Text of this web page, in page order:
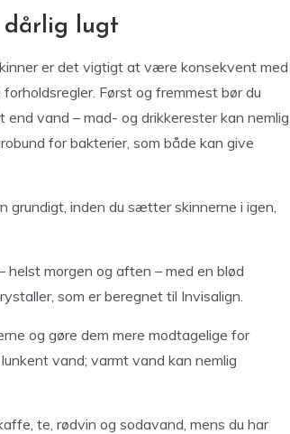
dårlig lugt
er det vigtigt at være konsekvent med
Først og fremmest bør du
end vand – mad- og drikkerester kan nemlig
for bakterier, som både kan give
inden du sætter skinnerne i igen,
helst morgen og aften – med en blød
som er beregnet til Invisalign.
og gøre dem mere modtagelige for
vand; varmt vand kan nemlig
te, rødvin og sodavand, mens du har